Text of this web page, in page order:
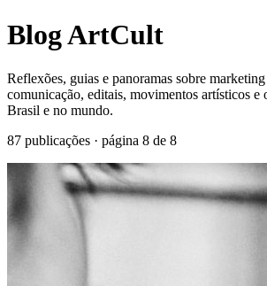
Blog ArtCult
Reflexões, guias e panoramas sobre
comunicação, editais, movimentos artísticos e
Brasil e no mundo.
87 publicações · página 8 de 8